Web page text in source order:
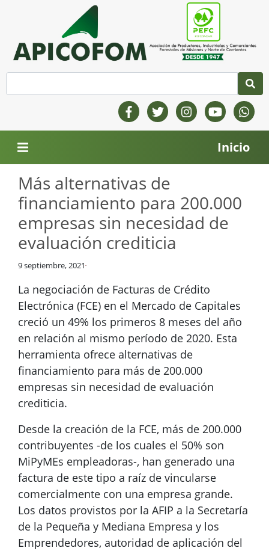
Inicio
Más alternativas de
financiamiento para 200.000
empresas sin necesidad de
evaluación crediticia
9 septiembre, 2021
La negociación de Facturas de Crédito
Electrónica (FCE) en el Mercado de Capitales
creció un 49% los primeros 8 meses del año
en relación al mismo período de 2020. Esta
herramienta ofrece alternativas de
financiamiento para más de 200.000
empresas sin necesidad de evaluación
crediticia.
Desde la creación de la FCE, más de 200.000
contribuyentes -de los cuales el 50% son
MiPyMEs empleadoras-, han generado una
factura de este tipo a raíz de vincularse
comercialmente con una empresa grande.
Los datos provistos por la AFIP a la Secretaría
de la Pequeña y Mediana Empresa y los
Emprendedores, autoridad de aplicación del